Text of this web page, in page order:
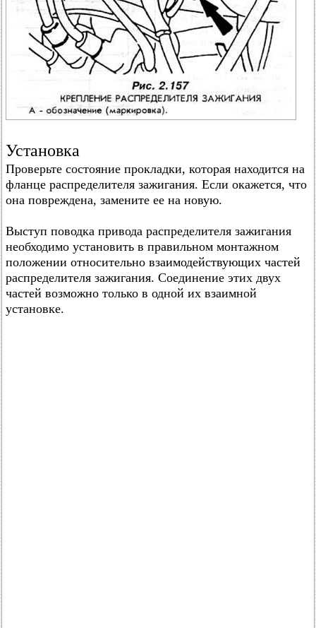
Установка
Проверьте состояние прокладки, которая находится на
фланце распределителя зажигания. Если окажется, что
она повреждена, замените ее на новую.
Выступ поводка привода распределителя зажигания
необходимо установить в правильном монтажном
положении относительно взаимодействующих частей
распределителя зажигания. Соединение этих двух
частей возможно только в одной их взаимной
установке.